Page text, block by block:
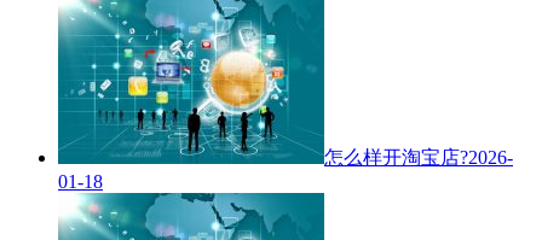
怎么样开淘宝店?2026-
01-18